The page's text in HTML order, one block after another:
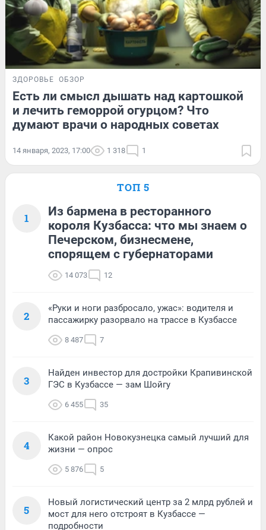
ЗДОРОВЬЕ ОБЗОР
Есть ли смысл дышать над картошкой
и лечить геморрой огурцом? Что
думают врачи о народных советах
14 января, 2023, 17:00 1 318 1
ТОП 5
1
Из бармена в ресторанного
короля Кузбасса: что мы знаем о
Печерском, бизнесмене,
спорящем с губернаторами
14 073 12
2
«Руки и ноги разбросало, ужас»: водителя и
пассажирку разорвало на трассе в Кузбассе
8 487 7
3
Найден инвестор для достройки Крапивинской
ГЭС в Кузбассе — зам Шойгу
6 455 35
4
Какой район Новокузнецка самый лучший для
жизни — опрос
5 876 5
5
Новый логистический центр за 2 млрд рублей и
мост для него отстроят в Кузбассе —
подробности